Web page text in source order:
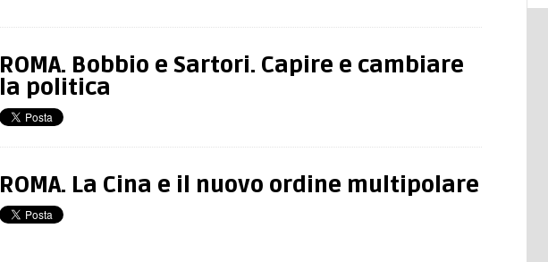
ROMA. Bobbio e Sartori. Capire e cambiare
la politica
ROMA. La Cina e il nuovo ordine multipolare